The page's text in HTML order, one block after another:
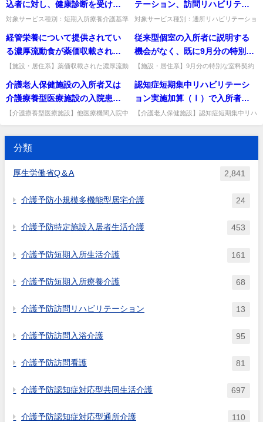
る必要がある」と明記されてい
るが、従事者の変更のたびに届
けを行う必要があるのか。
事項通知において「資格は問...
にグループ分けして効果的な指
定通所介護の提供が期待される
場合はこの限りでないとされて
いる。 例えば、既存の建物を利
用するため1室では食堂及び機能
訓練室の面積基準を満たさない
が複数の部屋の面積を合計すれ
ば面積基準を満たすような場合
に、通所介護の単位をいくつか
ーマンに近い形での機能訓練等
の実施を計画している事業者に
の提供」が実現できるとして指
如何。
サービス運営基準解釈通知...
込者に対し、健康診断を受ける
ように求めることはできるか。
また、健康診断書作成にかかる
費用の負担はどのように取り扱
うべきか。（短期入所生活介
護、介護老人保健施設における
短期入所療養介護）
対象サービス種別：短期入所療養介護基準
康診断の費用負担とサービス提供拒否」質
問サービスを提供する前に利...
テーション、訪問リハビリテー
ション、介護予防訪問リハビリ
テーション又は介護予防通所リ
ハビリテーション以外の介護サ
ービスを受けている者であれ
ば、疾患別リハビリテーション
料又は疾患別リハビリテーショ
ン医学管理料を算定できると考
えてよいか。 (例）通所介護の
「個別機能訓練加算」、訪問看
対象サービス種別：通所リハビリテーショ
険の関係（リハビリテーション）」質問介
護保険における通所リハビリ...
経管栄養について提供されてい
る濃厚流動食が薬価収載されて
いる場合には、特別食加算及び
基本食事サービス費は算定でき
なかったが、今回新たに設けら
れた栄養管理体制加算、栄養マ
ネジメント加算、経口移行加算
【施設・居住系】薬価収載された濃厚流動
経口移行加算等を算定できるか。それぞれ
の要件を満たせば算定できる...
従来型個室の入所者に説明する
機会がなく、既に9月分の特別な
室料の契約を交わしてしまった
が、これから、当該契約を変更
し、9月分の特別な室料の支払い
を受けないことで、経過措置の
対象となることは可能か。
【施設・居住系】9月分の特別な室料契約
置の対象になるか。9月分の室料を受けず
9月中に契約変更すれば対象...
介護老人保健施設の入所者又は
介護療養型医療施設の入院患者
が他の医療機関に治療等のため
入院する際、病床を引き続き確
保しておくことについて施設と
利用者との間に契約が成立して
及び補足給付の取扱い如何。
【介護療養型医療施設】他医療機関入院中
き利用者負担を求めることは...
認知症短期集中リハビリテーシ
ョン実施加算（Ⅰ）で入所者が
退所後生活する居宅又は社会福
祉施設等を訪問する際、訪問す
る職種に限定はあるか。
【介護老人保健施設】認知症短期集中リハ
分類
厚生労働省Q＆A 2,841
介護予防小規模多機能型居宅介護 24
介護予防特定施設入居者生活介護 453
介護予防短期入所生活介護 161
介護予防短期入所療養介護 68
介護予防訪問リハビリテーション 13
介護予防訪問入浴介護 95
介護予防訪問看護 81
介護予防認知症対応型共同生活介護 697
介護予防認知症対応型通所介護 110